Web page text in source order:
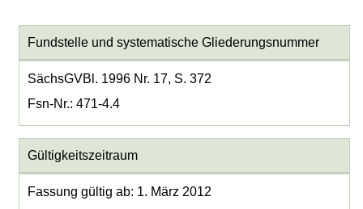
Fundstelle und systematische Gliederungsnummer
SächsGVBl. 1996 Nr. 17, S. 372
Fsn-Nr.: 471-4.4
Gültigkeitszeitraum
Fassung gültig ab: 1. März 2012